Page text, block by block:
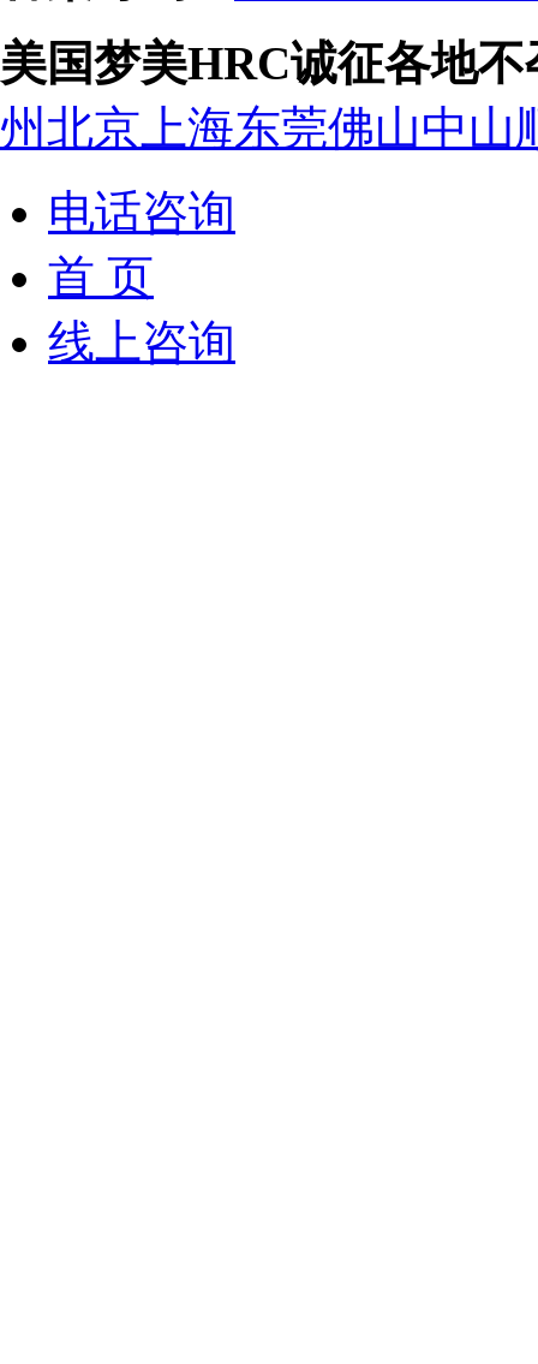
美国梦美HRC诚征各地
州北京 上海东莞佛山中山
电话咨询
首 页
线上咨询